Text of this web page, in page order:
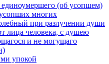
единоумершего (об усопшем)
многих
при разлучении души
лица человека, с душею
и не могущаго
упокой